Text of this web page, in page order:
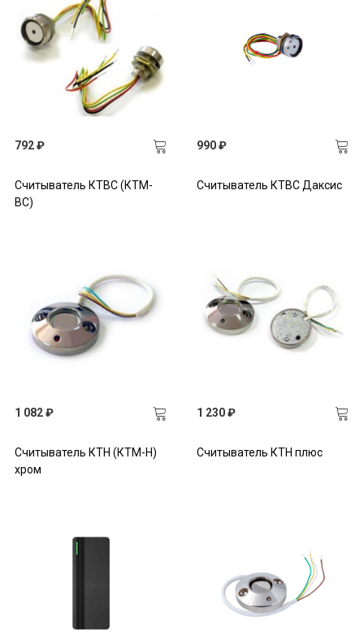
792 ₽
Считыватель КТВС (КТМ-
ВС)
990 ₽
Считыватель КТВС Даксис
1 082 ₽
Считыватель КТН (КТМ-Н)
хром
1 230 ₽
Считыватель КТН плюс